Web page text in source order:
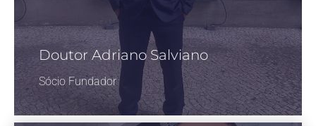
Doutor Adriano Salviano
Sócio Fundador